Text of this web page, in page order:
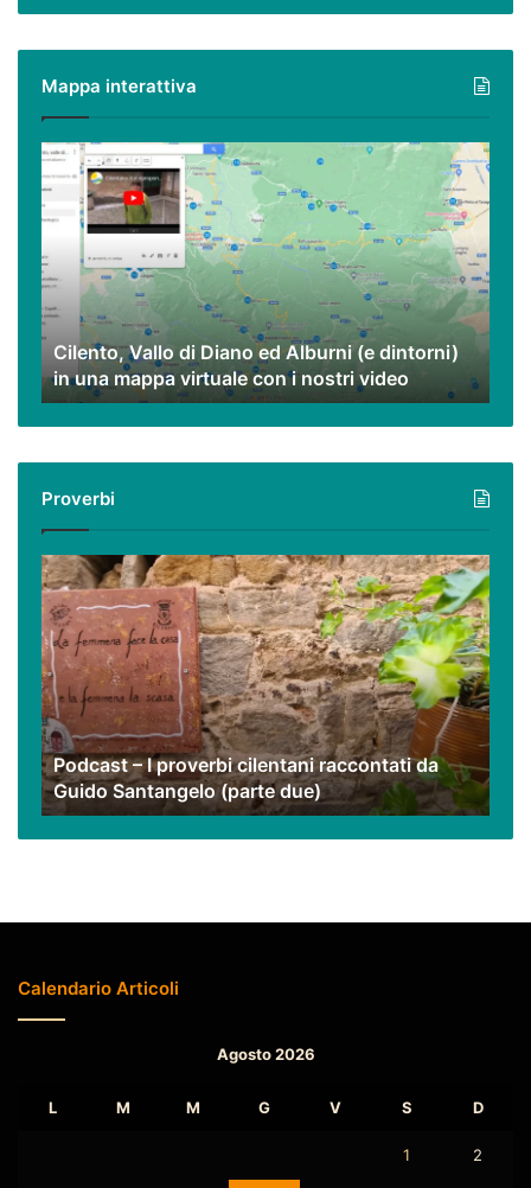
tradizioni
Mappa interattiva
Cilento,
Vallo
di
Diano
ed
Alburni
(e
dintorni)
una
mappa
virtuale
nostri
video
Cilento, Vallo di Diano ed Alburni (e dintorni)
in una mappa virtuale con i nostri video
Proverbi
Podcast
–
I
proverbi
cilentani
raccontati
da
Guido
Santangelo
(parte
due)
Podcast – I proverbi cilentani raccontati da
Guido Santangelo (parte due)
Calendario Articoli
Agosto 2026
L M M G V S D
1 2